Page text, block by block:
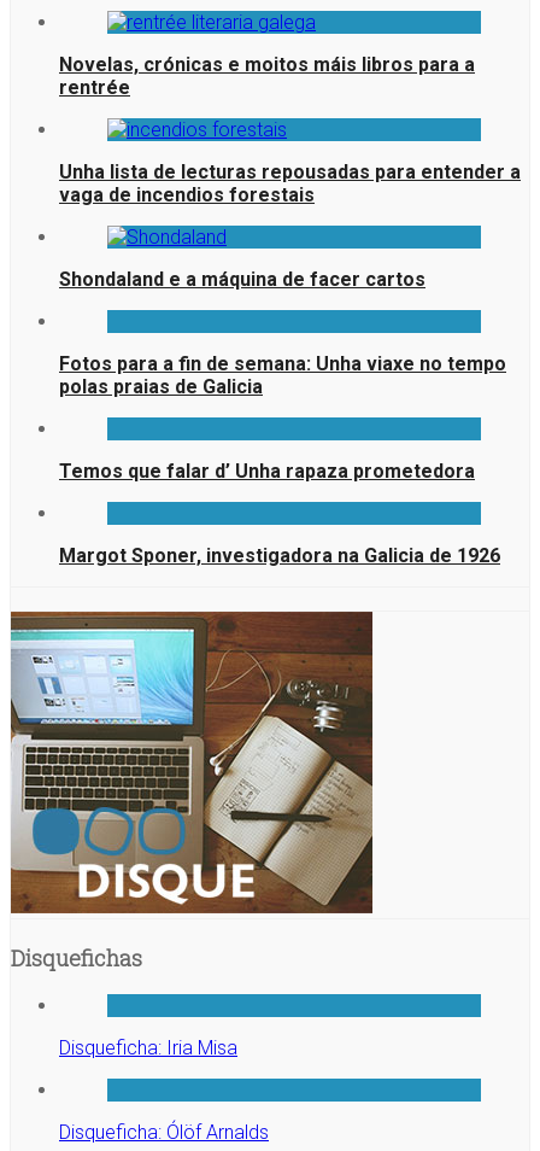
Novelas, crónicas e moitos máis libros para a
rentrée
Unha lista de lecturas repousadas para entender a
vaga de incendios forestais
Shondaland e a máquina de facer cartos
Fotos para a fin de semana: Unha viaxe no tempo
polas praias de Galicia
Temos que falar d’ Unha rapaza prometedora
Margot Sponer, investigadora na Galicia de 1926
Disquefichas
Disqueficha: Iria Misa
Disqueficha: Ólöf Arnalds